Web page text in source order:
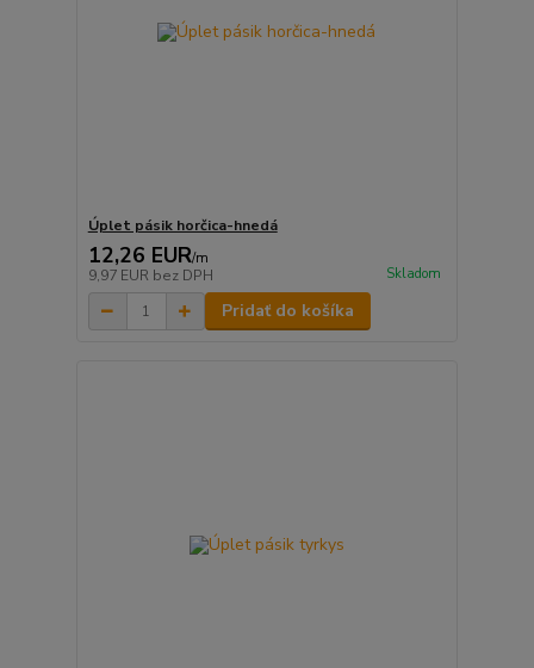
Úplet pásik horčica-hnedá
12,26 EUR/m
9,97 EUR bez DPH Skladom
Pridať do košíka